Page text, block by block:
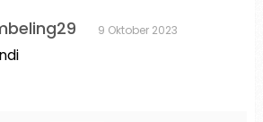
9 Oktober 2023